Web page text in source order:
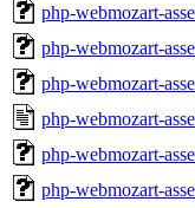
php-webmozart-
php-webmozart-
php-webmozart-
php-webmozart-
php-webmozart-
php-webmozart-